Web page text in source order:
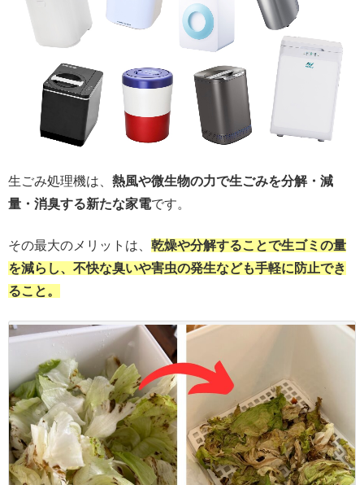
生ごみ処理機は、 熱風や微生物の力で生ごみを分解・減
量・消臭する新たな家電です。
その最大のメリットは、 乾燥や分解することで生ゴミの量
を減らし、不快な臭いや害虫の発生なども手軽に防止でき
ること。